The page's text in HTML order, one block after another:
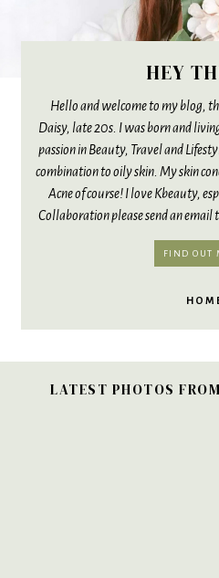
HEY
Hello and welcome to my blog,
Daisy, late 20s. I was born and
passion in Beauty, Travel and
combination to oily skin. My skin
Acne of course! I love Kbeauty,
Collaboration please send an
FIND OUT
LATEST PHOTOS FROM